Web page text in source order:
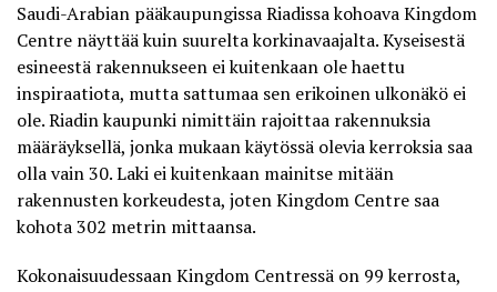
Saudi-Arabian pääkaupungissa Riadissa kohoavaKingdom
Centre näyttää kuin suurelta korkinavaajalta. Kyseisestä
esineestä rakennukseen ei kuitenkaan ole haettu
inspiraatiota, mutta sattumaa sen erikoinen ulkonäkö ei
ole. Riadin kaupunki nimittäin rajoittaa rakennuksia
määräyksellä, jonka mukaan käytössä olevia kerroksia saa
olla vain 30. Laki ei kuitenkaan mainitse mitään
rakennusten korkeudesta, joten Kingdom Centre saa
kohota 302 metrin mittaansa.
Kokonaisuudessaan Kingdom Centressä on 99 kerrosta,